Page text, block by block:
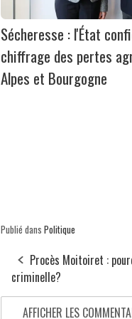
Sécheresse : l'État
chiffrage des pertes
Alpes et Bourgogne
Publié dans Politique
Procès Moitoiret :
criminelle?
AFFICHER LES